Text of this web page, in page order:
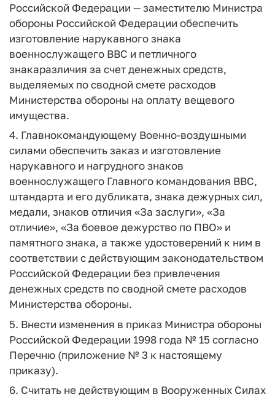
Российской Федерации — заместителю Министра
обороны Российской Федерации обеспечить
изготовление нарукавного знака
военнослужащего ВВС и петличного
знакаразличия за счет денежных средств,
выделяемых по сводной смете расходов
Министерства обороны на оплату вещевого
имущества.
4. Главнокомандующему Военно-воздушными
силами обеспечить заказ и изготовление
нарукавного и нагрудного знаков
военнослужащего Главного командования ВВС,
штандарта и его дубликата, знака дежурных сил,
медали, знаков отличия «За заслуги», «За
отличие», «За боевое дежурство по ПВО» и
памятного знака, а также удостоверений к ним в
соответствии с действующим законодательством
Российской Федерации без привлечения
денежных средств по сводной смете расходов
Министерства обороны.
5. Внести изменения в приказ Министра обороны
Российской Федерации 1998 года № 15 согласно
Перечню (приложение № 3 к настоящему
приказу).
6. Считать не действующим в Вооруженных Силах